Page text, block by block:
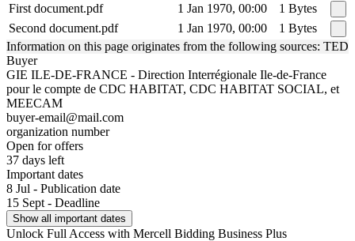
First document.pdf
1 Jan 1970, 00:00
1 Bytes
Second document.pdf
1 Jan 1970, 00:00
1 Bytes
Information on this page originates from the following sources: TED
Buyer
GIE ILE-DE-FRANCE - Direction Interrégionale Ile-de-France
pour le compte de CDC HABITAT, CDC HABITAT SOCIAL, et
MEECAM
buyer-email@mail.com
organization number
Open for offers
37 days left
Important dates
8 Jul - Publication date
15 Sept - Deadline
Show all important dates
Unlock Full Access with Mercell Bidding Business Plus